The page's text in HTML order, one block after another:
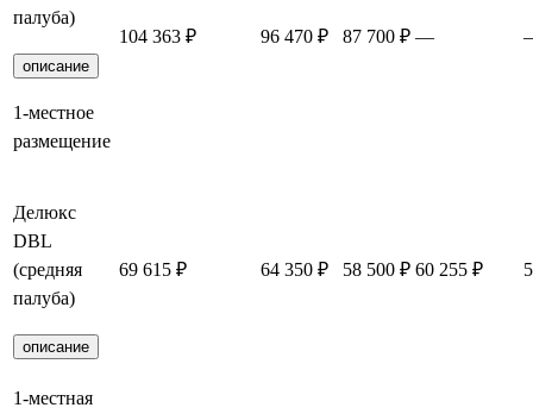
палуба)
описание
1-местное
размещение
104 363 ₽ 96 470 ₽ 87 700 ₽ —
Делюкс
DBL
(средняя
палуба)
описание
69 615 ₽ 64 350 ₽ 58 500 ₽ 60 255 ₽
1-местная